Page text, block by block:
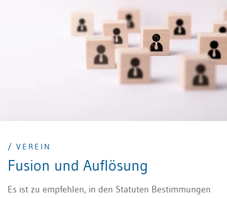
/ VEREIN
Fusion und Auflösung
Es ist zu empfehlen, in den Statuten Bestimmungen